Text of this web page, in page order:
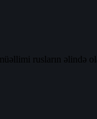
rusların əlində